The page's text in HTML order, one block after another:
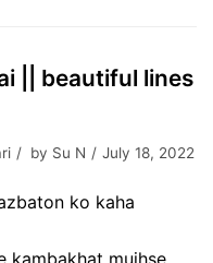
|| beautiful lines
by Su N July 18, 2022
ko kaha
kambakhat mujhse